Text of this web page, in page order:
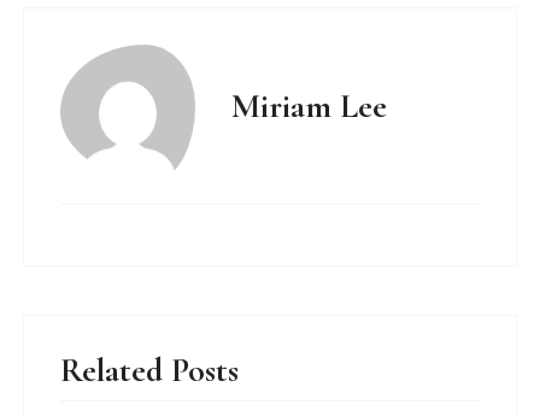
Miriam Lee
Related Posts